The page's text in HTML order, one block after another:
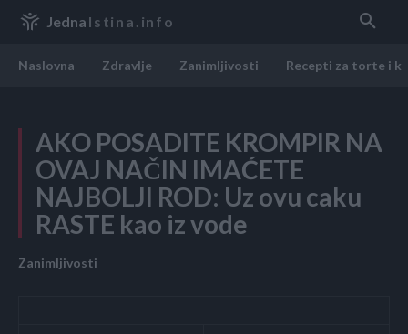
Jedna Istina.info
Naslovna Zdravlje Zanimljivosti Recepti za torte i
AKO POSADITE KROMPIR NA
OVAJ NAČIN IMAĆETE
NAJBOLJI ROD: Uz ovu caku
RASTE kao iz vode
Zanimljivosti